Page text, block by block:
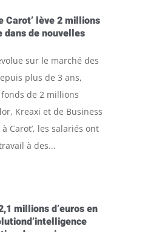
Carot’ lève 2 millions
dans de nouvelles
sur le marché des
plus de 3 ans,
de 2 millions
Kreaxi et de Business
Carot’, les salariés ont
à des...
millions d’euros en